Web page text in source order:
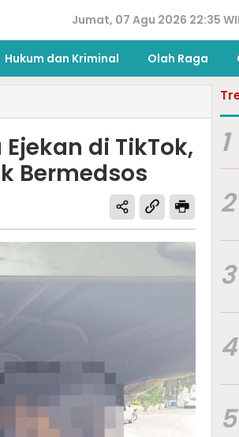
Jumat, 07 Agu 2026 22:35
Hukum dan Kriminal Olah Raga
di TikTok,
Bermedsos
1
2
3
4
5